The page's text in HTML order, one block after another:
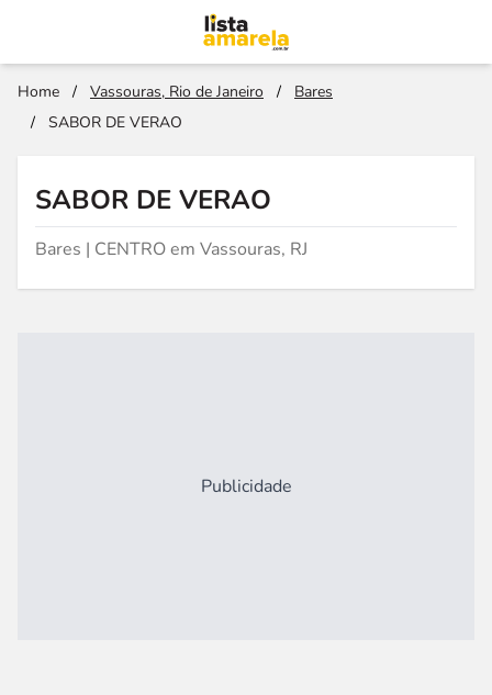
Home / Vassouras, Rio de Janeiro /
Bares
/
SABOR DE VERAO
SABOR DE VERAO
Bares | CENTRO em Vassouras, RJ
Publicidade